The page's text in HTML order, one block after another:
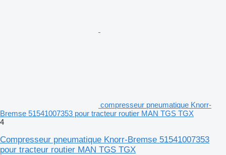
compresseur pneumatique Knorr-
Bremse 51541007353 pour tracteur routier MAN TGS TGX
4
Compresseur pneumatique Knorr-Bremse 51541007353
pour tracteur routier MAN TGS TGX